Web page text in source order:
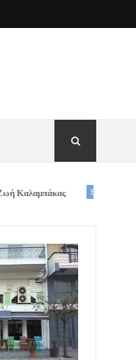
ΕΛΛΑΔΑ Πυρκαγιά